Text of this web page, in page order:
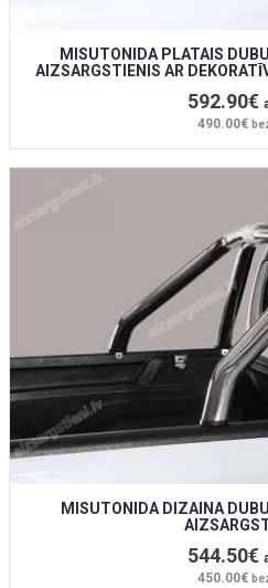
MISUTONIDA PLATAIS
AIZSARGSTIENIS AR
592.90€
490.00€
MISUTONIDA DIZAINA
544.50€
450.00€